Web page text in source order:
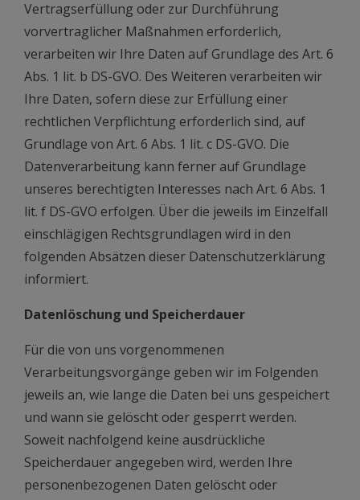
Vertragserfüllung oder zur Durchführung
vorvertraglicher Maßnahmen erforderlich,
verarbeiten wir Ihre Daten auf Grundlage des Art. 6
Abs. 1 lit. b DS-GVO. Des Weiteren verarbeiten wir
Ihre Daten, sofern diese zur Erfüllung einer
rechtlichen Verpflichtung erforderlich sind, auf
Grundlage von Art. 6 Abs. 1 lit. c DS-GVO. Die
Datenverarbeitung kann ferner auf Grundlage
unseres berechtigten Interesses nach Art. 6 Abs. 1
lit. f DS-GVO erfolgen. Über die jeweils im Einzelfall
einschlägigen Rechtsgrundlagen wird in den
folgenden Absätzen dieser Datenschutzerklärung
informiert.
Datenlöschung und Speicherdauer
Für die von uns vorgenommenen
Verarbeitungsvorgänge geben wir im Folgenden
jeweils an, wie lange die Daten bei uns gespeichert
und wann sie gelöscht oder gesperrt werden.
Soweit nachfolgend keine ausdrückliche
Speicherdauer angegeben wird, werden Ihre
personenbezogenen Daten gelöscht oder